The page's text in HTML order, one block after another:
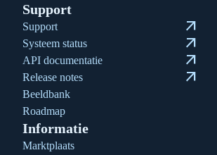
Support
Support arrow_outward
Systeem status arrow_outward
API documentatie arrow_outward
Release notes arrow_outward
Beeldbank
Roadmap
Informatie
Marktplaats